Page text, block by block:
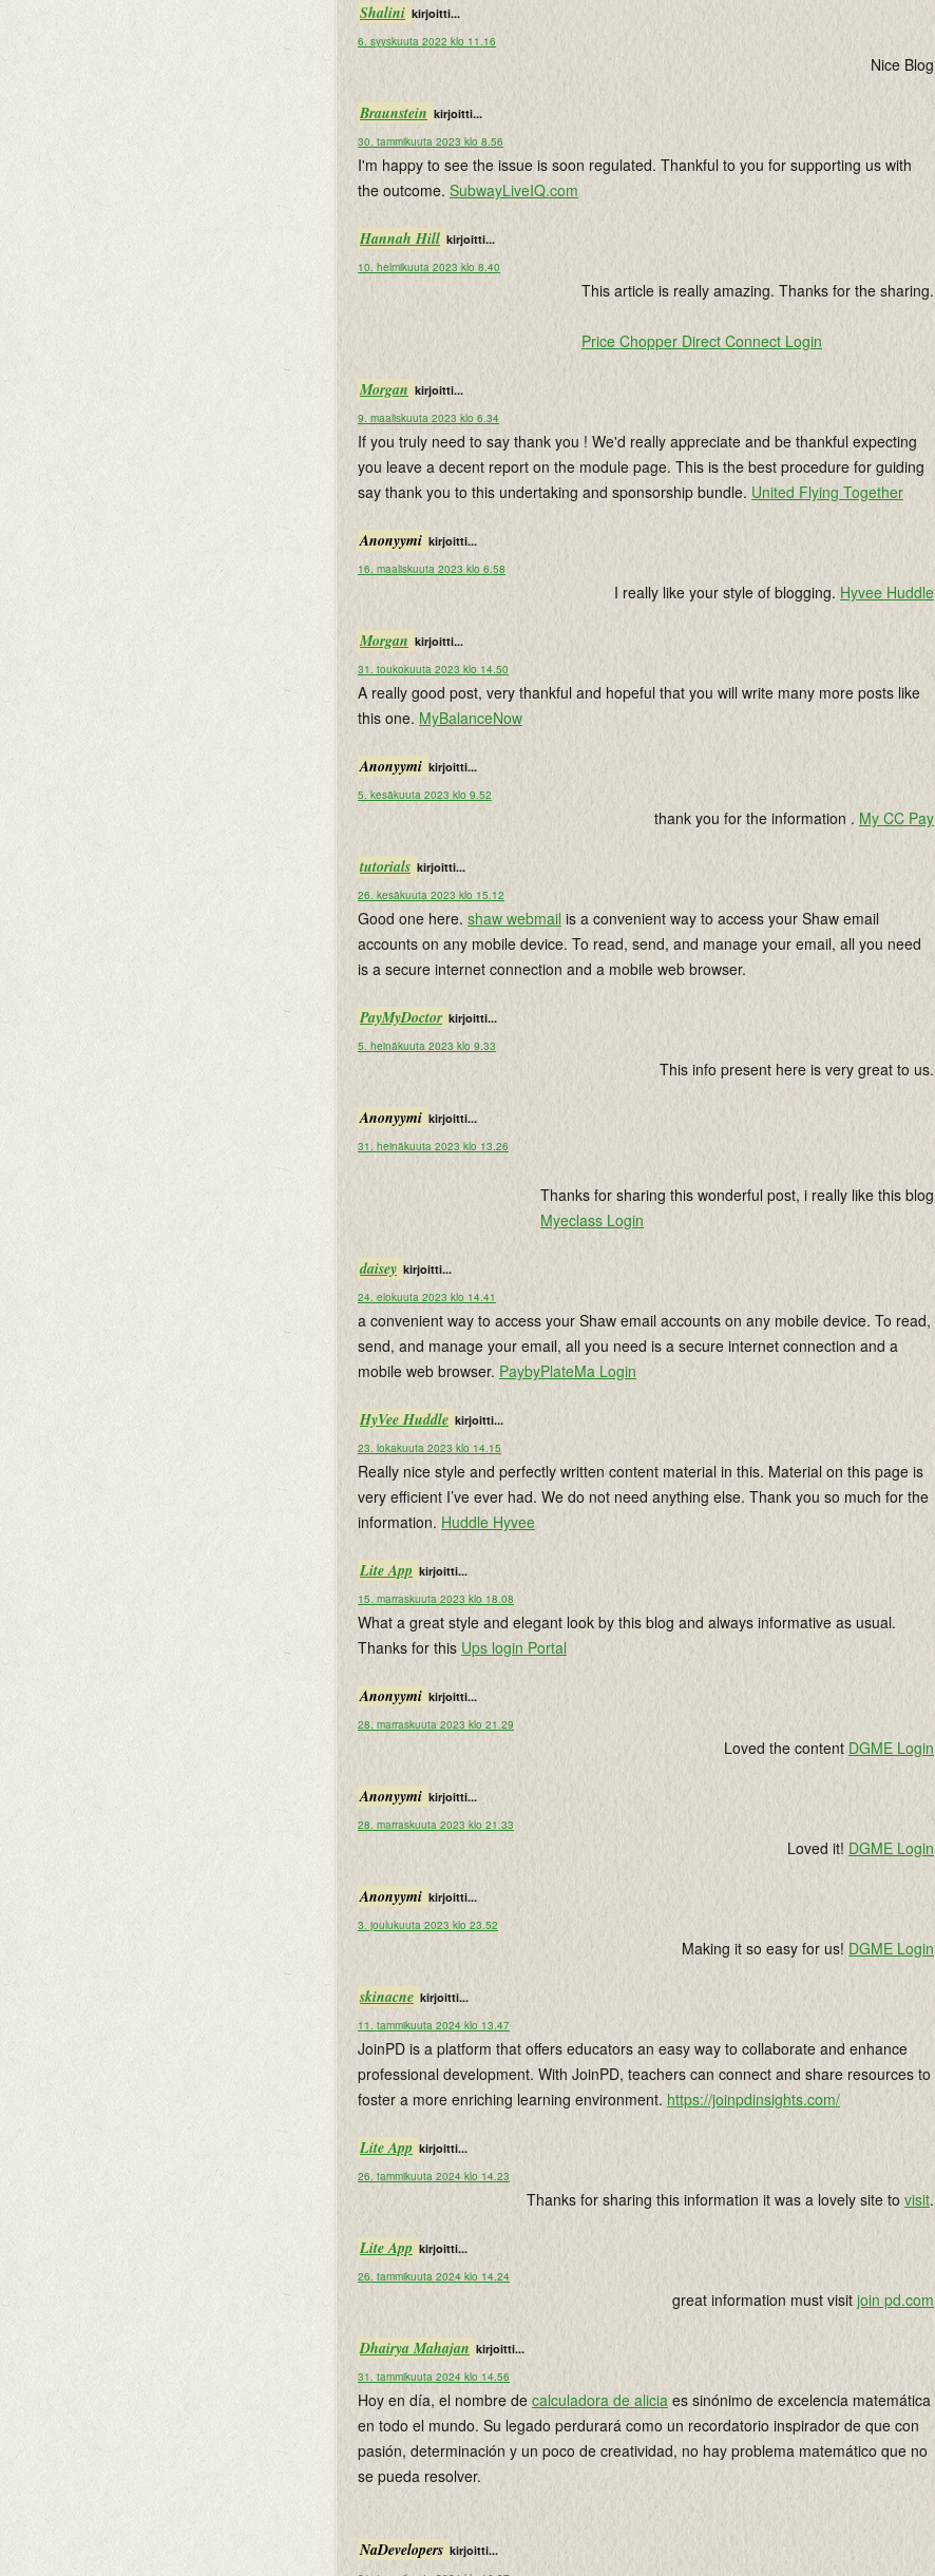
Shalini kirjoitti...
6. syyskuuta 2022 klo 11.16
Nice Blog
Braunstein kirjoitti...
30. tammikuuta 2023 klo 8.56
I'm happy to see the issue is soon regulated. Thankful to you for supporting us with
the outcome. SubwayLiveIQ.com
Hannah Hill kirjoitti...
10. helmikuuta 2023 klo 8.40
This article is really amazing. Thanks for the sharing.
Price Chopper Direct Connect Login
Morgan kirjoitti...
9. maaliskuuta 2023 klo 6.34
If you truly need to say thank you ! We'd really appreciate and be thankful expecting
you leave a decent report on the module page. This is the best procedure for guiding
say thank you to this undertaking and sponsorship bundle. United Flying Together
Anonyymi kirjoitti...
16. maaliskuuta 2023 klo 6.58
I really like your style of blogging. Hyvee Huddle
Morgan kirjoitti...
31. toukokuuta 2023 klo 14.50
A really good post, very thankful and hopeful that you will write many more posts like
this one. MyBalanceNow
Anonyymi kirjoitti...
5. kesäkuuta 2023 klo 9.52
thank you for the information . My CC Pay
tutorials kirjoitti...
26. kesäkuuta 2023 klo 15.12
Good one here. shaw webmail is a convenient way to access your Shaw email
accounts on any mobile device. To read, send, and manage your email, all you need
is a secure internet connection and a mobile web browser.
PayMyDoctor kirjoitti...
5. heinäkuuta 2023 klo 9.33
This info present here is very great to us.
Anonyymi kirjoitti...
31. heinäkuuta 2023 klo 13.26
Thanks for sharing this wonderful post, i really like this blog
Myeclass Login
daisey kirjoitti...
24. elokuuta 2023 klo 14.41
a convenient way to access your Shaw email accounts on any mobile device. To read,
send, and manage your email, all you need is a secure internet connection and a
mobile web browser. PaybyPlateMa Login
HyVee Huddle kirjoitti...
23. lokakuuta 2023 klo 14.15
Really nice style and perfectly written content material in this. Material on this page is
very efficient I’ve ever had. We do not need anything else. Thank you so much for the
information. Huddle Hyvee
Lite App kirjoitti...
15. marraskuuta 2023 klo 18.08
What a great style and elegant look by this blog and always informative as usual.
Thanks for this Ups login Portal
Anonyymi kirjoitti...
28. marraskuuta 2023 klo 21.29
Loved the content DGME Login
Anonyymi kirjoitti...
28. marraskuuta 2023 klo 21.33
Loved it! DGME Login
Anonyymi kirjoitti...
3. joulukuuta 2023 klo 23.52
Making it so easy for us! DGME Login
skinacne kirjoitti...
11. tammikuuta 2024 klo 13.47
JoinPD is a platform that offers educators an easy way to collaborate and enhance
professional development. With JoinPD, teachers can connect and share resources to
foster a more enriching learning environment. https://joinpdinsights.com/
Lite App kirjoitti...
26. tammikuuta 2024 klo 14.23
Thanks for sharing this information it was a lovely site to visit.
Lite App kirjoitti...
26. tammikuuta 2024 klo 14.24
great information must visit join pd.com
Dhairya Mahajan kirjoitti...
31. tammikuuta 2024 klo 14.56
Hoy en día, el nombre de calculadora de alicia es sinónimo de excelencia matemática
en todo el mundo. Su legado perdurará como un recordatorio inspirador de que con
pasión, determinación y un poco de creatividad, no hay problema matemático que no
se pueda resolver.
NaDevelopers kirjoitti...